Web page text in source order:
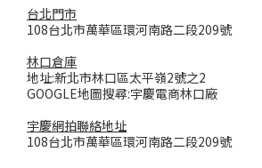
台北門市
108台北市萬華區環河南路二段209號
林口倉庫
地址:新北市林口區太平嶺2號之2
GOOGLE地圖搜尋:宇慶電商林口廠
宇慶網拍聯絡地址
108台北市萬華區環河南路二段209號